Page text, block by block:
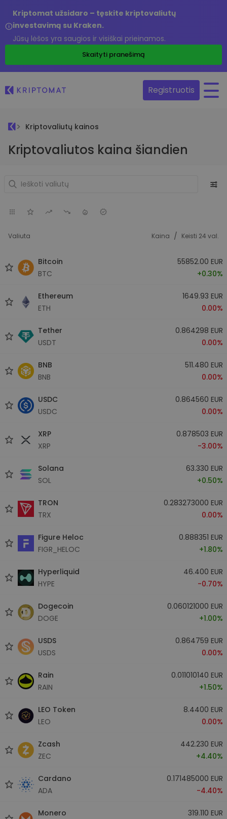
Kriptomat užsidaro – tęskite kriptovaliutų
investavimą su Kraken.
Jūsų lėšos yra saugios ir visiškai prieinamos.
Skaityti pranešimą
Registruotis
Kriptovaliutų kainos
Kriptovaliutos kaina šiandien
Valiuta Kaina / Keisti 24 val.
Bitcoin
BTC
55852.00 EUR
+0.30%
Ethereum
ETH
1649.93 EUR
0.00%
Tether
USDT
0.864298 EUR
0.00%
BNB
BNB
511.480 EUR
0.00%
USDC
USDC
0.864560 EUR
0.00%
XRP
XRP
0.878503 EUR
-3.00%
Solana
SOL
63.330 EUR
+0.50%
TRON
TRX
0.283273000 EUR
0.00%
Figure Heloc
FIGR_HELOC
0.888351 EUR
+1.80%
Hyperliquid
HYPE
46.400 EUR
-0.70%
Dogecoin
DOGE
0.060121000 EUR
+1.00%
USDS
USDS
0.864759 EUR
0.00%
Rain
RAIN
0.011010140 EUR
+1.50%
LEO Token
LEO
8.4400 EUR
0.00%
Zcash
ZEC
442.230 EUR
+4.40%
Cardano
ADA
0.171485000 EUR
-4.40%
Monero
319.110 EUR